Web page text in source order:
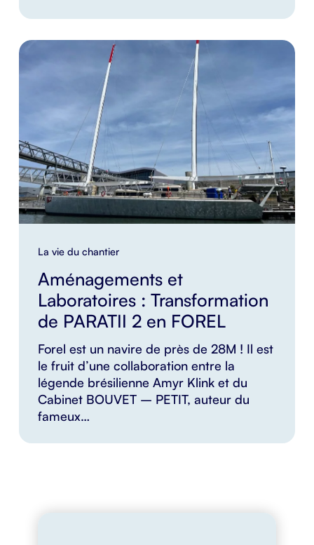
La vie du chantier
Aménagements et
Laboratoires : Transformation
de PARATII 2 en FOREL
Forel est un navire de près de 28M ! Il est
le fruit d’une collaboration entre la
légende brésilienne Amyr Klink et du
Cabinet BOUVET – PETIT, auteur du
fameux…